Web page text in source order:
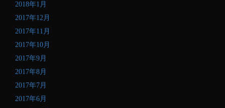
2018年1月
2017年12月
2017年11月
2017年10月
2017年9月
2017年8月
2017年7月
2017年6月